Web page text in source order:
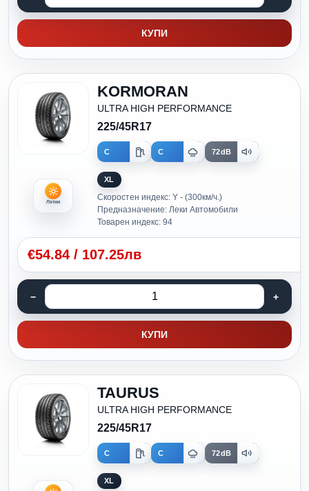
КУПИ
Летни
KORMORAN
ULTRA HIGH PERFORMANCE
225/45R17
C C 72dB
XL
Скоростен индекс: Y - (300км/ч.)
Предназначение: Леки Автомобили
Товарен индекс: 94
€54.84 / 107.25лв
КУПИ
TAURUS
ULTRA HIGH PERFORMANCE
225/45R17
C C 72dB
XL